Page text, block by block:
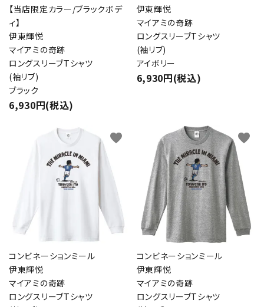
【当店限定カラー/ブラックボデ
ィ】
伊東輝悦
マイアミの奇跡
ロングスリーブTシャツ
(袖リブ)
ブラック
6,930円(税込)
伊東輝悦
マイアミの奇跡
ロングスリーブTシャツ
(袖リブ)
アイボリー
6,930円(税込)
コンビネーションミール
伊東輝悦
マイアミの奇跡
ロングスリーブTシャツ
favorite
コンビネーションミール
伊東輝悦
マイアミの奇跡
ロングスリーブTシャツ
favorite